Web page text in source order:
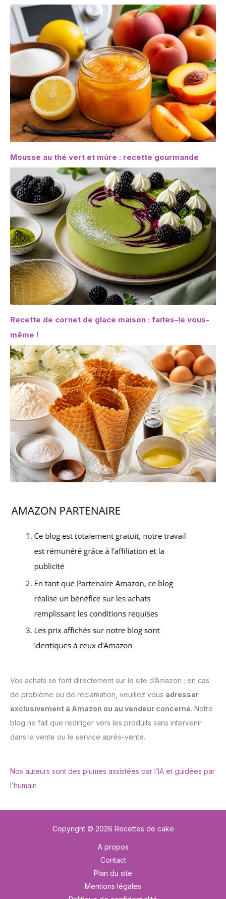
Mousse au thé vert et mûre : recette gourmande
Recette de cornet de glace maison : faites-le vous-
même !
Vos achats se font directement sur le site d’Amazon ; en cas
de problème ou de réclamation, veuillez vous adresser
exclusivement à Amazon ou au vendeur concerné. Notre
blog ne fait que rediriger vers les produits sans intervenir
dans la vente ou le service après-vente.
Nos auteurs sont des plumes assistées par l’IA et guidées par
l’humain
Copyright © 2026 Recettes de cake
A propos
Contact
Plan du site
Mentions légales